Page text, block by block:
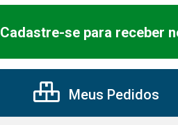
Cadastre-se para receber
Meus Pedidos